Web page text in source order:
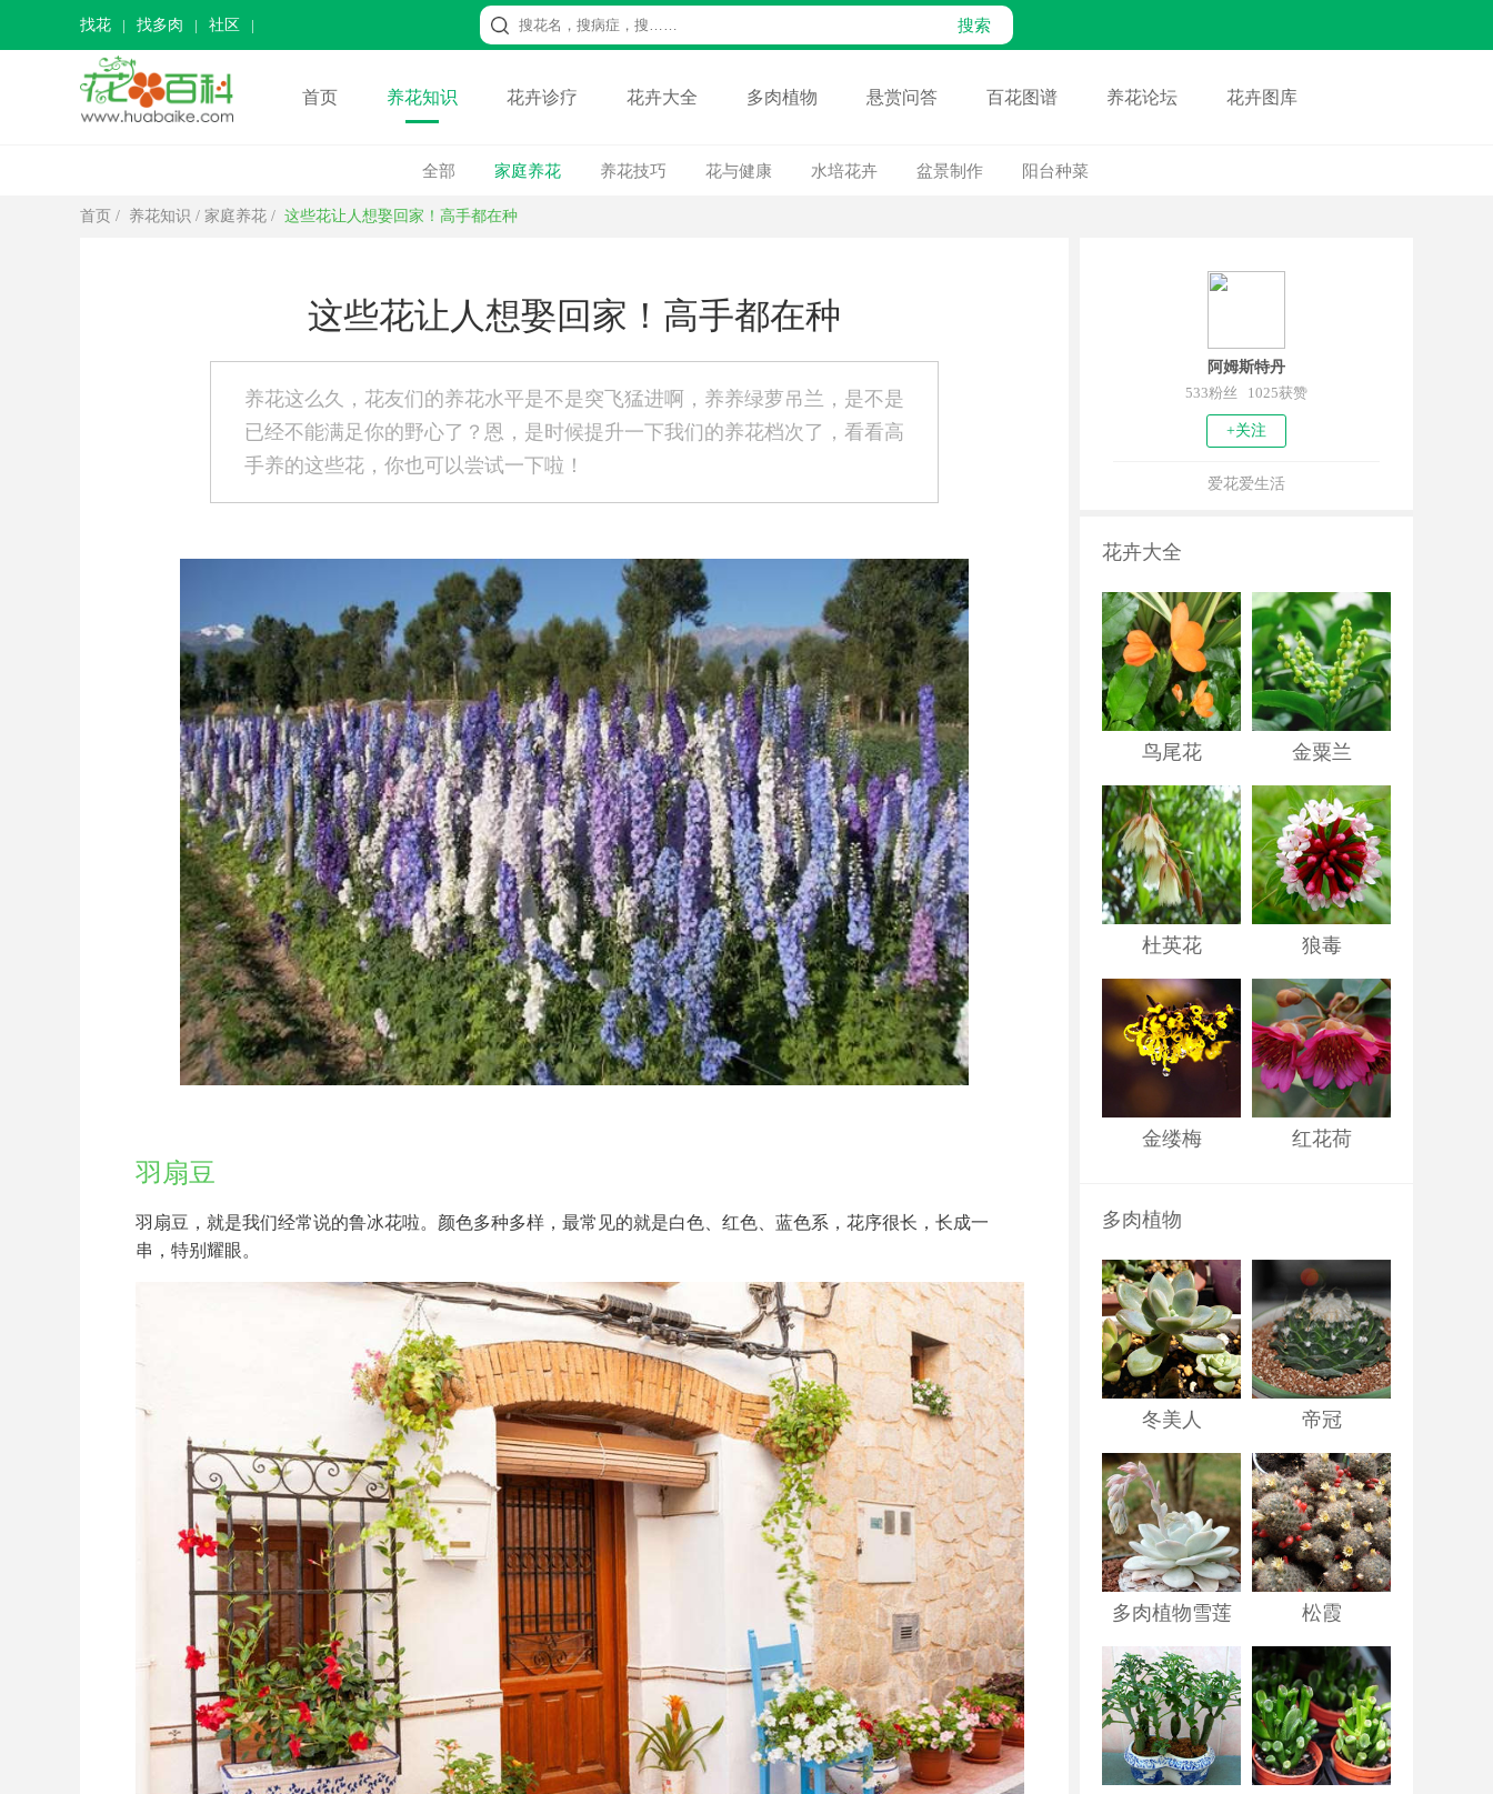
找花 找多肉 社区
首页 养花知识 花卉诊疗 花卉大全 多肉植物 悬赏问答 百花图谱 养花论坛 花卉图库
全部 家庭养花 养花技巧 花与健康 水培花卉 盆景制作 阳台种菜
首页 / 养花知识 / 家庭养花 / 这些花让人想娶回家！高手都在种
这些花让人想娶回家！高手都在种
养花这么久，花友们的养花水平是不是突飞猛进啊，养养绿萝吊兰，是不是
已经不能满足你的野心了？恩，是时候提升一下我们的养花档次了，看看高
手养的这些花，你也可以尝试一下啦！
羽扇豆
羽扇豆，就是我们经常说的鲁冰花啦。颜色多种多样，最常见的就是白色、红色、蓝色系，花序很长，长成一
串，特别耀眼。
阿姆斯特丹
533粉丝 1025获赞
+关注
爱花爱生活
花卉大全
鸟尾花 金粟兰
杜英花 狼毒
金缕梅 红花荷
多肉植物
冬美人 帝冠
多肉植物雪莲 松霞